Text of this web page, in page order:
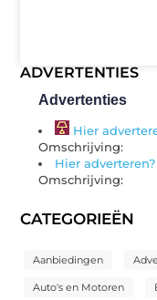
ADVERTENTIES
Advertenties
Hier
Omschrijving:
Hier
Omschrijving:
CATEGORIEËN
Aanbiedingen
Auto's en Motoren